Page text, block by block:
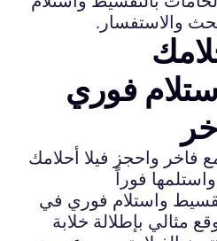
والاستفسار.
فوري
فاخر واحجز فيلا أحلامك
فوراً
واستلام فوري في
مثالي بإطلالة خلابة